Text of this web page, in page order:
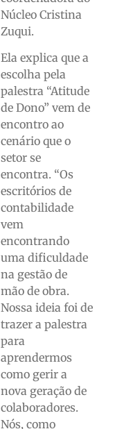
Núcleo Cristina
Zuqui.
Ela explica que a
escolha pela
palestra “Atitude
de Dono” vem de
encontro ao
cenário que o
setor se
encontra. “Os
escritórios de
contabilidade
vem
encontrando
uma dificuldade
na gestão de
mão de obra.
Nossa ideia foi de
trazer a palestra
para
aprendermos
como gerir a
nova geração de
colaboradores.
Nós, como